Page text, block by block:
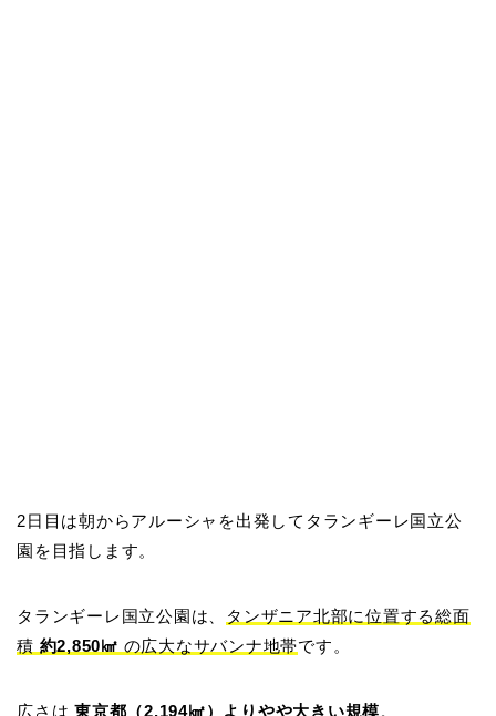
2日目は朝からアルーシャを出発してタランギーレ国立公
園を目指します。
タランギーレ国立公園は、
タンザニア北部に位置する総面
積 約2,850㎢ の広大なサバンナ地帯です。
広さは東京都（2,194㎢）よりやや大きい規模。